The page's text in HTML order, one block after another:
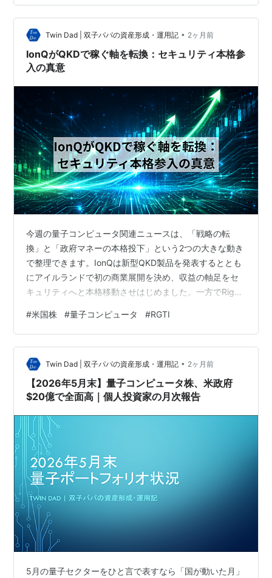
動きを保有投資家として整理します。 トランプ行政令で
「2028年量子デッドライン」始動：IonQとRGTIへの直
撃 6月22日の週、トランプ大統領は量子コンピュータに
関する行政令を2本署名しました。1本目は「2028年…
Twin Dad | 双子パパの資産形成・運用記 • 2ヶ月前
IonQがQKDで稼ぐ軸を転換：セキュリティ本格参
入の真意
今週の量子コンピュータ関連ニュースは、「戦略の転
換」と「政府マネーの本格投下」という2つの大きな動き
で整理できます。IonQは新型QKD製品を発表するととも
にアイルランドで初の商業展開を決め、収益の軸足をセ
キュリティへと本格移動させはじめました。一方でRigett
達を同じ週に確保。量子業界への公的支援が一段と加速
していることを示しています。 IonQ：「量子コンピュー
タ会社」から「量子セキュリティ会社」へ 2026年6月17
日、IonQ（NYSE: IONQ）は「Clavis XG Multiplex」を
発表しました。QKD（Quantu…
#米国株 #量子コンピュータ #RGTI
Twin Dad | 双子パパの資産形成・運用記 • 2ヶ月前
【2026年5月末】量子コンピュータ株、米政府
$20億で全面高｜個人投資家の月次報告
5月の量子セクターをひと言で表すなら「国が動いた月」